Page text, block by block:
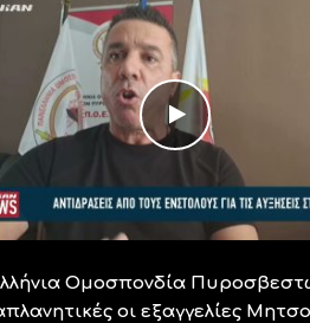
Ομοσπονδία
οι εξαγγελίες